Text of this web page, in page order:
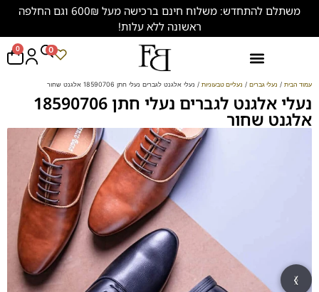
משתלם להתחדש: משלוח חינם ברכישה מעל 600₪ וגם החלפה
ראשונה ללא עלות!
0 0
עמוד הבית / נעלי גברים / נעליים טבעוניות / נעלי אלגנט לגברים נעלי חתן 18590706 אלגנט שחור
נעלי אלגנט לגברים נעלי חתן 18590706
אלגנט שחור
‹
›